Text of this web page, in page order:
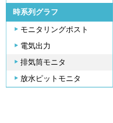
時系列グラフ
モニタリングポスト
電気出力
排気筒モニタ
放水ピットモニタ